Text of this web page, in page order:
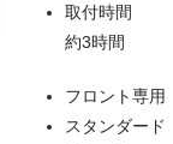
取付時間
約3時間
フロント専用
スタンダード